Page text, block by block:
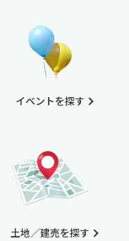
イベントを探す
土地／建売を探す